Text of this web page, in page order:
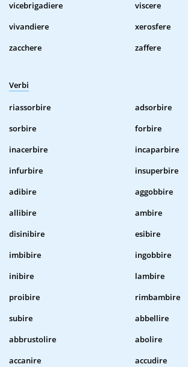
vicebrigadiere
viscere
vivandiere
xerosfere
zacchere
zaffere
Verbi
riassorbire
adsorbire
sorbire
forbire
inacerbire
incaparbire
infurbire
insuperbire
adibire
aggobbire
allibire
ambire
disinibire
esibire
imbibire
ingobbire
inibire
lambire
proibire
rimbambire
subire
abbellire
abbrustolire
abolire
accanire
accudire